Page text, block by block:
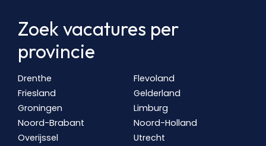
Zoek vacatures per
provincie
Drenthe
Flevoland
Friesland
Gelderland
Groningen
Limburg
Noord-Brabant
Noord-Holland
Overijssel
Utrecht